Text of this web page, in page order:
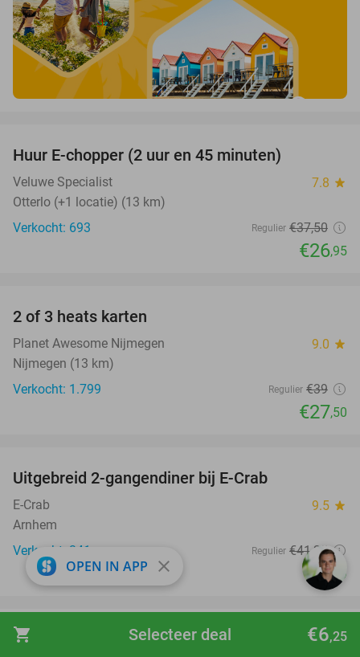
shopping_cart €6,25
Selecteer deal
Huur E-chopper (2 uur en 45 minuten)
Veluwe Specialist 7.8 star
Otterlo (+1 locatie) (13 km)
Verkocht: 693
Regulier €37,50
€26,95
2 of 3 heats karten
Planet Awesome Nijmegen 9.0 star
Nijmegen (13 km)
Verkocht: 1.799
Regulier €39
€27,50
Uitgebreid 2-gangendiner bij E-Crab
E-Crab 9.5 star
Arnhem
Verkocht: 341
Regulier €41 ,35
€29
30%
All-You-Can-Eat Koreaanse barbecue (2 of 2,5
OPEN IN APP close